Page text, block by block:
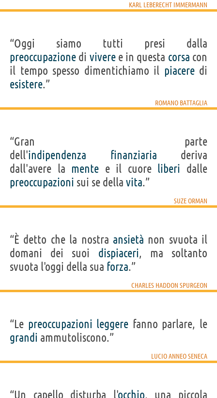
KARL LEBERECHT IMMERMANN
“Oggi siamo tutti presi dalla
preoccupazione di viveree in questa corsa con
il tempo spesso dimentichiamo il piaceredi
esistere.”
ROMANO BATTAGLIA
“Gran parte
dell'indipendenza finanziaria deriva
dall'avere la mente e il cuore liberi dalle
preoccupazioni sui se della vita.”
SUZE ORMAN
“È detto che la nostra ansietà non svuota il
domani dei suoi dispiaceri, ma soltanto
svuota l'oggi della sua forza.”
CHARLES HADDON SPURGEON
“Le preoccupazioni leggere fanno parlare, le
grandi ammutoliscono.”
LUCIO ANNEO SENECA
“Un capello disturba l'occhio, una piccola